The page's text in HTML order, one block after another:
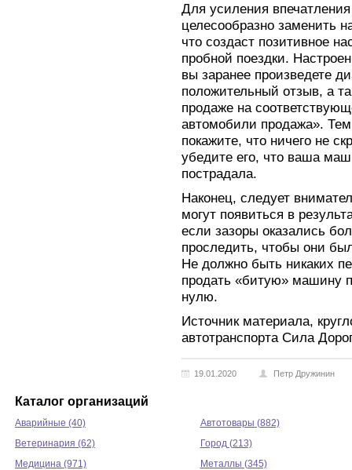
Для усиления
целесообразно заменить
что создаст позитивное
пробной поездки.
вы заранее произведете
положительный отзыв, а
продаже на
автомобили продажа».
покажите, что ничего не
убедите его, что ваша
пострадала.
Наконец, следует
могут появиться в
если зазоры оказались
проследить, чтобы они
Не должно быть никаких
продать «битую» машину
нулю.
Источник материала,
автотранспорта Сила
19.01.2020 Петр Дружинин
Каталог организаций
Аварийные (40)
Автотовары (882)
Ветеринария (62)
Город (213)
Медицина (971)
Металлы (345)